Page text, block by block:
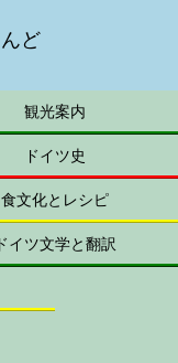
ど
観光案内
ドイツ史
食文化とレシピ
ドイツ文学と翻訳